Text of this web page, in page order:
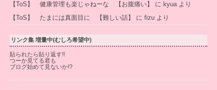
【ToS】 健康管理も楽じゃねーな 【お腹痛い】
に kyuaより
【ToS】 たまには真面目に 【難しい話】
に fizu より
リンク集 増量中(むしろ希望中)
貼られたら貼り返す!!
つーか見てる君も
ブログ始めて見ないか!?